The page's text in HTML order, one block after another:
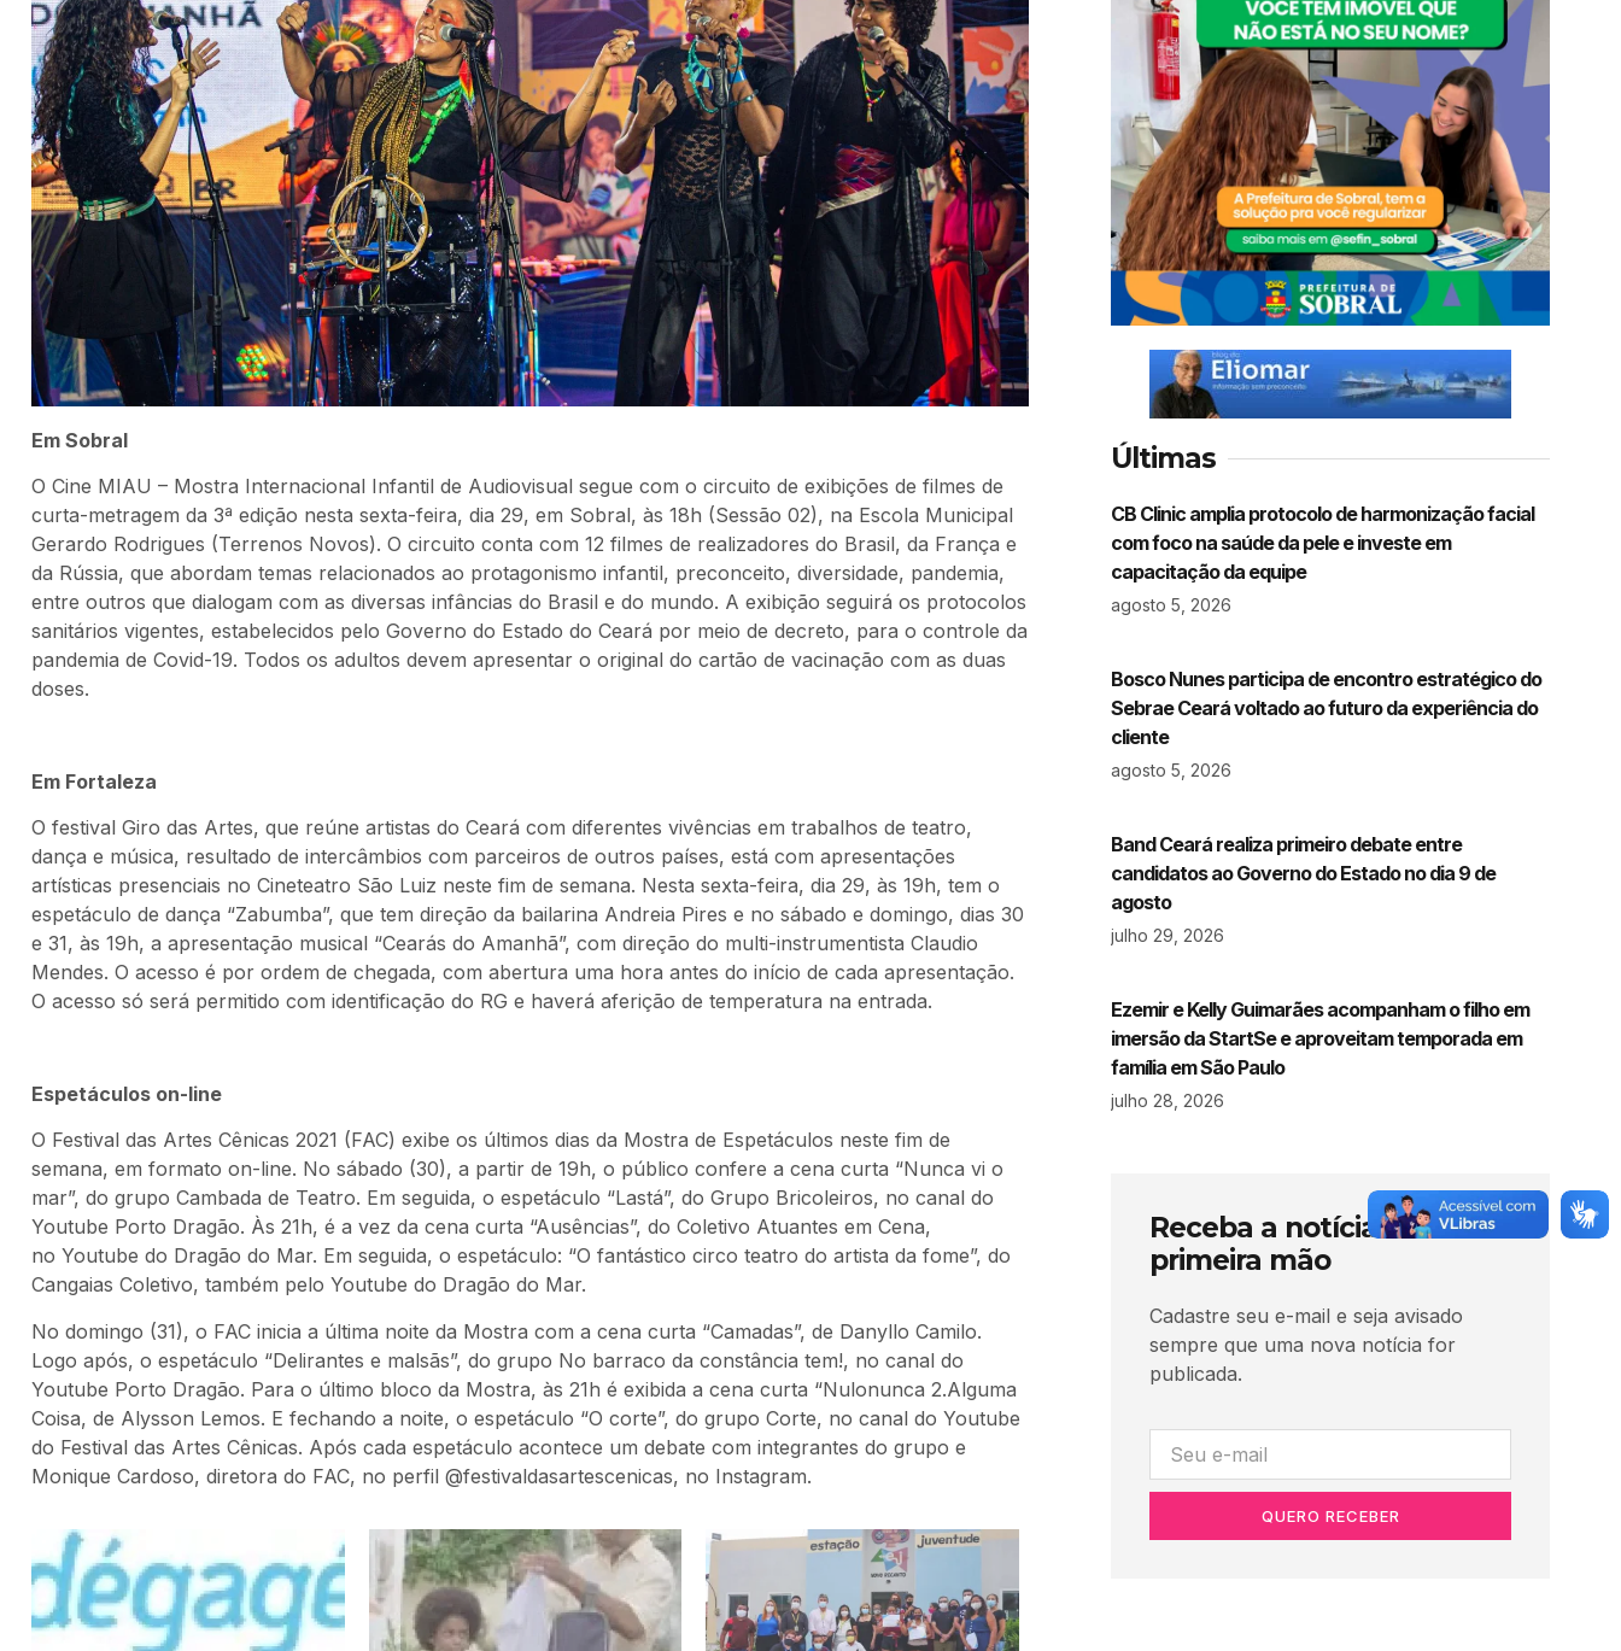
Em Sobral
O Cine MIAU – Mostra Internacional Infantil de Audiovisual segue com o circuito de exibições de filmes de
curta-metragem da 3ª edição nesta sexta-feira, dia 29, em Sobral, às 18h (Sessão 02), na Escola Municipal
Gerardo Rodrigues (Terrenos Novos). O circuito conta com 12 filmes de realizadores do Brasil, da França e
da Rússia, que abordam temas relacionados ao protagonismo infantil, preconceito, diversidade, pandemia,
entre outros que dialogam com as diversas infâncias do Brasil e do mundo. A exibição seguirá os protocolos
sanitários vigentes, estabelecidos pelo Governo do Estado do Ceará por meio de decreto, para o controle da
pandemia de Covid-19. Todos os adultos devem apresentar o original do cartão de vacinação com as duas
doses.
Em Fortaleza
O festival Giro das Artes, que reúne artistas do Ceará com diferentes vivências em trabalhos de teatro,
dança e música, resultado de intercâmbios com parceiros de outros países, está com apresentações
artísticas presenciais no Cineteatro São Luiz neste fim de semana. Nesta sexta-feira, dia 29, às 19h, tem o
espetáculo de dança “Zabumba”, que tem direção da bailarina Andreia Pires e no sábado e domingo, dias 30
e 31, às 19h, a apresentação musical “Cearás do Amanhã”, com direção do multi-instrumentista Claudio
Mendes. O acesso é por ordem de chegada, com abertura uma hora antes do início de cada apresentação.
O acesso só será permitido com identificação do RG e haverá aferição de temperatura na entrada.
Espetáculos on-line
O Festival das Artes Cênicas 2021 (FAC) exibe os últimos dias da Mostra de Espetáculos neste fim de
semana, em formato on-line. No sábado (30), a partir de 19h, o público confere a cena curta “Nunca vi o
mar”, do grupo Cambada de Teatro. Em seguida, o espetáculo “Lastá”, do Grupo Bricoleiros, no canal do
Youtube Porto Dragão. Às 21h, é a vez da cena curta “Ausências”, do Coletivo Atuantes em Cena,
no Youtube do Dragão do Mar. Em seguida, o espetáculo: “O fantástico circo teatro do artista da fome”, do
Cangaias Coletivo, também pelo Youtube do Dragão do Mar.
No domingo (31), o FAC inicia a última noite da Mostra com a cena curta “Camadas”, de Danyllo Camilo.
Logo após, o espetáculo “Delirantes e malsãs”, do grupo No barraco da constância tem!, no canal do
Youtube Porto Dragão. Para o último bloco da Mostra, às 21h é exibida a cena curta “Nulonunca 2.Alguma
Coisa, de Alysson Lemos. E fechando a noite, o espetáculo “O corte”, do grupo Corte, no canal do Youtube
do Festival das Artes Cênicas. Após cada espetáculo acontece um debate com integrantes do grupo e
Monique Cardoso, diretora do FAC, no perfil @festivaldasartescenicas, no Instagram.
Últimas
CB Clinic amplia protocolo de harmonização facial
com foco na saúde da pele e investe em
capacitação da equipe
agosto 5, 2026
Bosco Nunes participa de encontro estratégico do
Sebrae Ceará voltado ao futuro da experiência do
cliente
agosto 5, 2026
Band Ceará realiza primeiro debate entre
candidatos ao Governo do Estado no dia 9 de
agosto
julho 29, 2026
Ezemir e Kelly Guimarães acompanham o filho em
imersão da StartSe e aproveitam temporada em
família em São Paulo
julho 28, 2026
Receba a notícia em
primeira mão
Cadastre seu e-mail e seja avisado
sempre que uma nova notícia for
publicada.
QUERO RECEBER